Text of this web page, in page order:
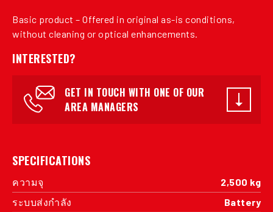
Basic product – Offered in original as-is conditions,
without cleaning or optical enhancements.
INTERESTED?
GET IN TOUCH WITH ONE OF OUR
AREA MANAGERS
SPECIFICATIONS
ความจุ
2,500 kg
ระบบส่งกำลัง
Battery